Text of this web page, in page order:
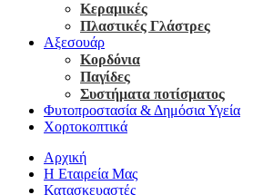
Κεραμικές
Πλαστικές Γλάστρες
Αξεσουάρ
Κορδόνια
Παγίδες
Συστήματα ποτίσματος
Φυτοπροστασία & Δημόσια Υγεία
Χορτοκοπτικά
Αρχική
Η Εταιρεία Μας
Κατασκευαστές